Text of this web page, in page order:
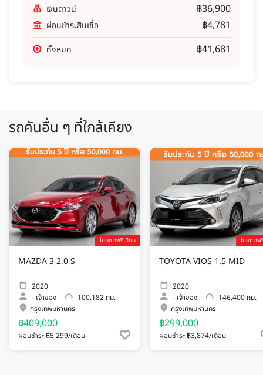
เงินดาวน์ ฿36,900
ผ่อนชำระสินเชื่อ ฿4,781
ทั้งหมด ฿41,681
รถคันอื่น ๆ ที่ใกล้เคียง
โฆษณาพรีเมียม
MAZDA 3 2.0 S
2020
- เจ้าของ
100,182 กม.
กรุงเทพมหานคร
฿409,000
ผ่อนชำระ ฿5,299/เดือน
โฆษณาพ
TOYOTA VIOS 1.5 MID
2020
- เจ้าของ
146,400 กม.
กรุงเทพมหานคร
฿299,000
ผ่อนชำระ ฿3,874/เดือน